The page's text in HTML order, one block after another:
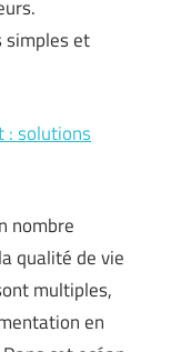
simples et
: solutions
nombre
qualité de vie
multiples,
en